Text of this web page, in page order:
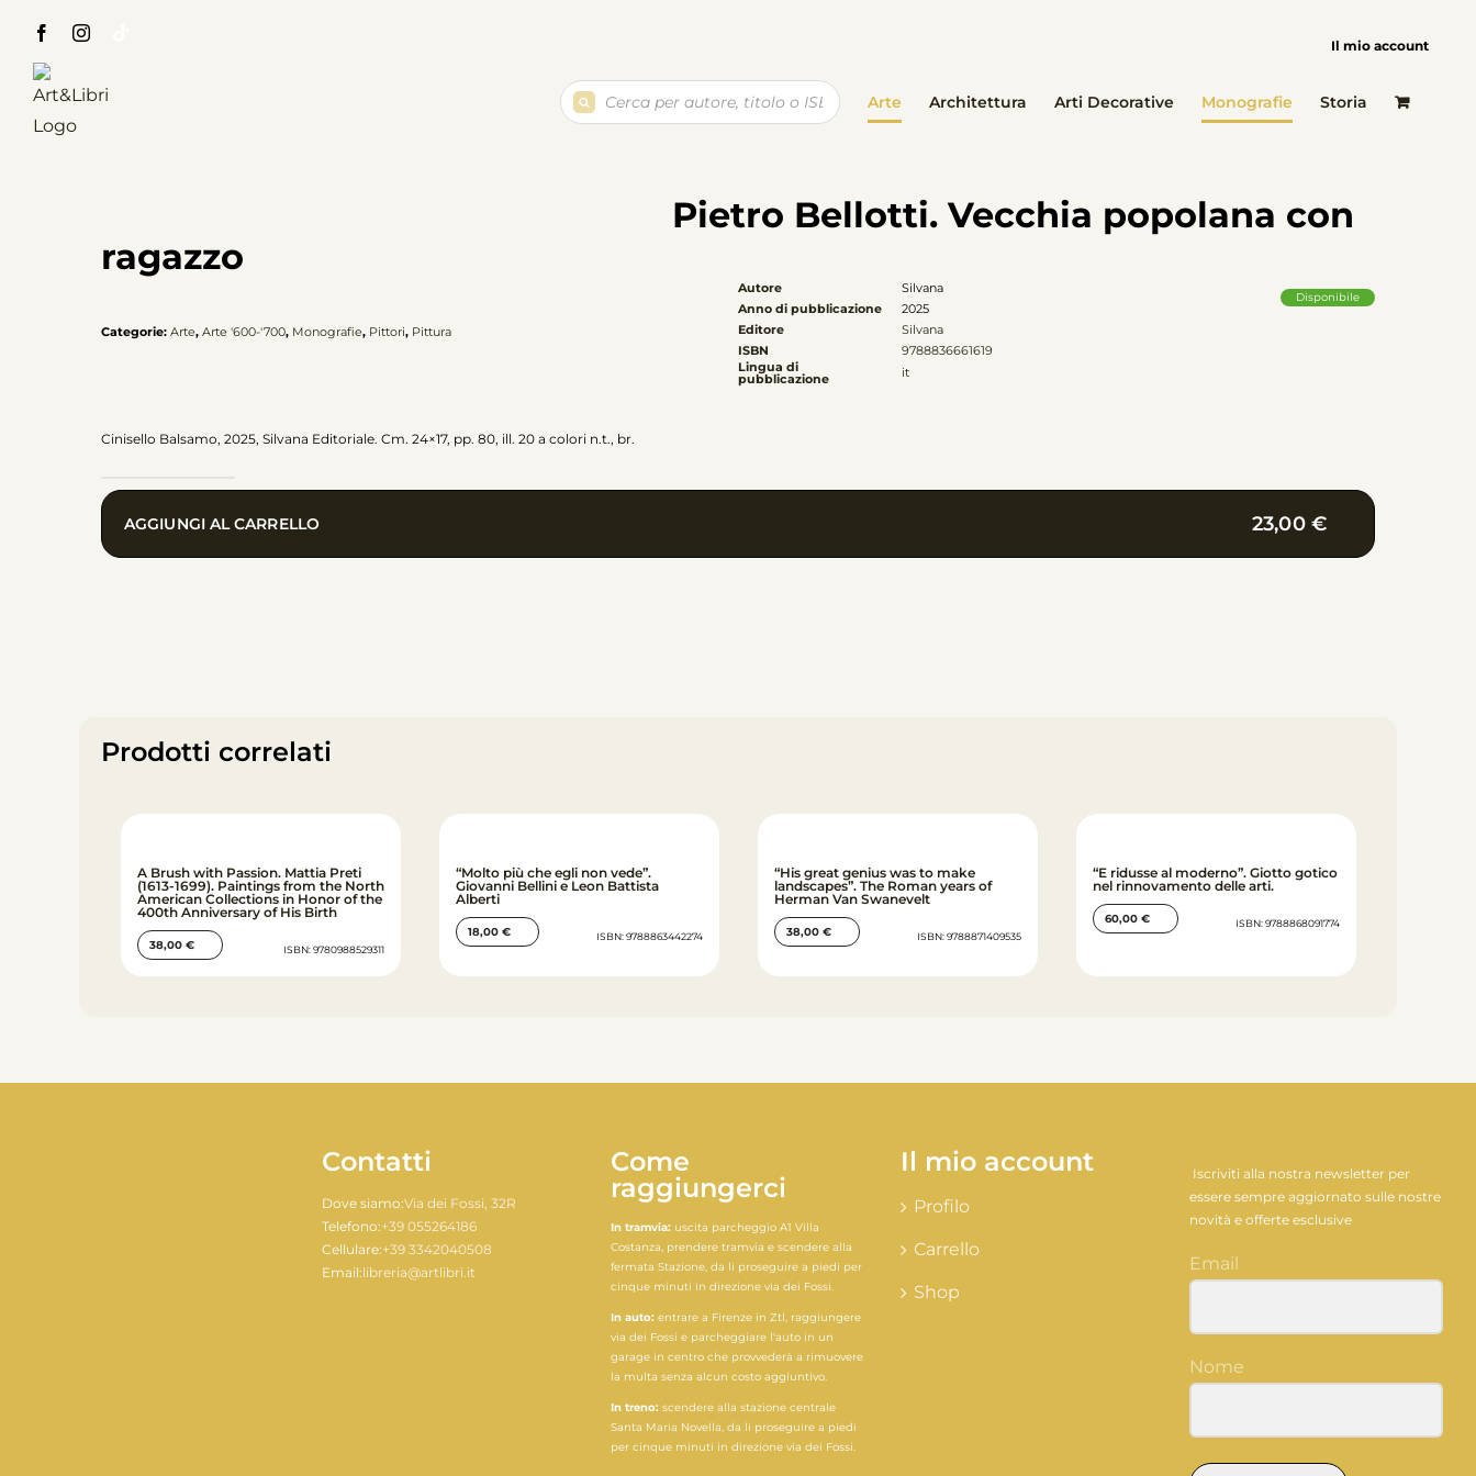
contenuto
FacebookInstagram
Il mio account
Ricerca
prodotti
Arte Architettura Arti Decorative Monografie Storia
Pietro Bellotti. Vecchia popolana con
ragazzo
Disponibile
Categorie: Arte, Arte '600-'700, Monografie, Pittori, Pittura
Autore
Silvana
Anno di pubblicazione
2025
Editore
Silvana
ISBN
9788836661619
Lingua di
pubblicazione it
Cinisello Balsamo, 2025, Silvana Editoriale. Cm. 24×17, pp. 80, ill. 20 a colori n.t., br.
Pietro
Bellotti.
Vecchia
AGGIUNGI AL CARRELLO 23,00 €
Prodotti correlati
A Brush with Passion. Mattia Preti
(1613-1699). Paintings from the North
American Collections in Honor of the
400th Anniversary of His Birth
38,00 € ISBN: 9780988529311
“Molto più che egli non vede”.
Giovanni Bellini e Leon Battista
Alberti
18,00 € ISBN: 9788863442274
“His great genius was to make
landscapes”. The Roman years of
Herman Van Swanevelt
38,00 € ISBN: 9788871409535
“E ridusse al moderno”. Giotto gotico
nel rinnovamento delle arti.
60,00 € ISBN: 9788868091774
Contatti
Dove siamo:Via dei Fossi, 32R
Telefono:+39 055264186
Cellulare:+39 3342040508
Email:libreria@artlibri.it
Come
raggiungerci
In tramvia: uscita parcheggio A1 Villa
Costanza, prendere tramvia e scendere alla
fermata Stazione, da li proseguire a piedi per
cinque minuti in direzione via dei Fossi.
In auto: entrare a Firenze in Ztl, raggiungere
via dei Fossi e parcheggiare l'auto in un
garage in centro che provvederà a rimuovere
la multa senza alcun costo aggiuntivo.
In treno: scendere alla stazione centrale
Santa Maria Novella, da li proseguire a piedi
per cinque minuti in direzione via dei Fossi.
Il mio account
Profilo
Carrello
Shop
Iscriviti alla nostra newsletter per
essere sempre aggiornato sulle nostre
novità e offerte esclusive
Email
Nome